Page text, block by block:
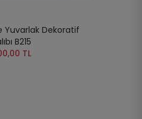
Yuvarlak Dekoratif
B215
TL